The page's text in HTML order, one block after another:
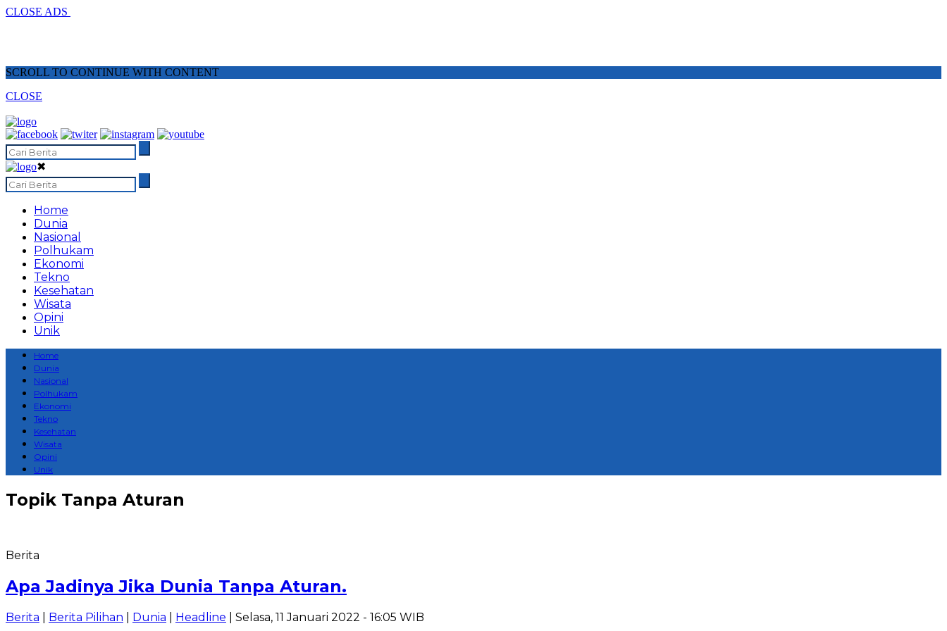
CLOSE ADS
SCROLL TO CONTINUE WITH CONTENT
CLOSE
✖
Home
Dunia
Nasional
Polhukam
Ekonomi
Tekno
Kesehatan
Wisata
Opini
Unik
Home
Dunia
Nasional
Polhukam
Ekonomi
Tekno
Kesehatan
Wisata
Opini
Unik
Topik Tanpa Aturan
Berita
Apa Jadinya Jika Dunia Tanpa Aturan.
Berita Berita Pilihan Dunia Headline | Selasa, 11 Januari 2022 - 16:05 WIB